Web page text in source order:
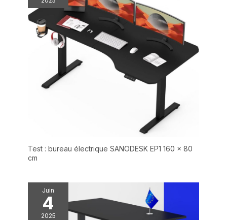
Test : bureau électrique SANODESK EP1 160 x 80
cm
Juin
4
2025